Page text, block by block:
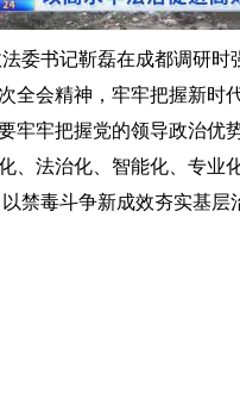
委书记靳磊在成都调研时
全会精神，牢牢把握新时
牢牢把握党的领导政治优
、法治化、智能化、专业
禁毒斗争新成效夯实基层